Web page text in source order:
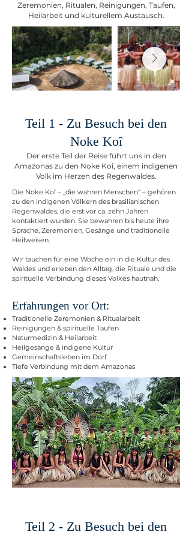
Zeremonien, Ritualen, Reinigungen, Taufen,
Heilarbeit und kulturellem Austausch.​
Teil 1 - Zu Besuch bei den
Noke Koî
Der erste Teil der Reise führt uns in den
Amazonas zu den Noke Koî, einem indigenen
Volk im Herzen des Regenwaldes.
Die Noke Koî – „die wahren Menschen“ – gehören
zu den indigenen Völkern des brasilianischen
Regenwaldes, die erst vor ca. zehn Jahren
kontaktiert wurden. Sie bewahren bis heute ihre
Sprache, Zeremonien, Gesänge und traditionelle
Heilweisen.
Wir tauchen für eine Woche ein in die Kultur des
Waldes und erleben den Alltag, die Rituale und die
spirituelle Verbindung dieses Volkes hautnah.
Erfahrungen vor Ort:
Traditionelle Zeremonien & Ritualarbeit
Reinigungen & spirituelle Taufen
Naturmedizin & Heilarbeit
Heilgesänge & indigene Kultur
Gemeinschaftsleben im Dorf
Tiefe Verbindung mit dem Amazonas
Teil 2 - Zu Besuch bei den